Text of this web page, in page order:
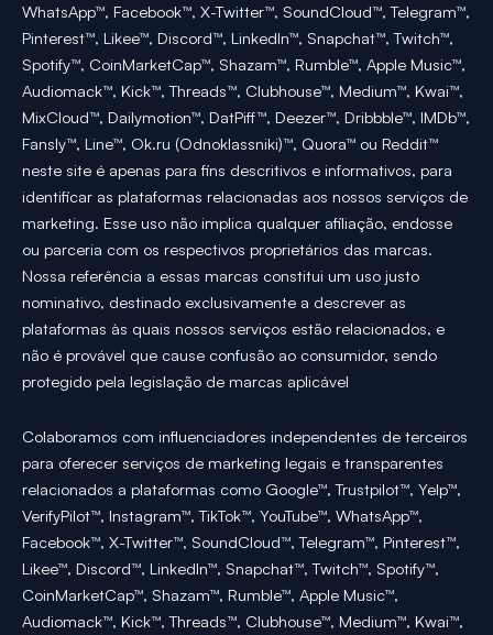
WhatsApp™, Facebook™, X-Twitter™, SoundCloud™, Telegram™,
Pinterest™, Likee™, Discord™, LinkedIn™, Snapchat™, Twitch™,
Spotify™, CoinMarketCap™, Shazam™, Rumble™, Apple Music™,
Audiomack™, Kick™, Threads™, Clubhouse™, Medium™, Kwai™,
MixCloud™, Dailymotion™, DatPiff™, Deezer™, Dribbble™, IMDb™,
Fansly™, Line™, Ok.ru (Odnoklassniki)™, Quora™ ou Reddit™
neste site é apenas para fins descritivos e informativos, para
identificar as plataformas relacionadas aos nossos serviços de
marketing. Esse uso não implica qualquer afiliação, endosse
ou parceria com os respectivos proprietários das marcas.
Nossa referência a essas marcas constitui um uso justo
nominativo, destinado exclusivamente a descrever as
plataformas às quais nossos serviços estão relacionados, e
não é provável que cause confusão ao consumidor, sendo
protegido pela legislação de marcas aplicável
Colaboramos com influenciadores independentes de terceiros
para oferecer serviços de marketing legais e transparentes
relacionados a plataformas como Google™, Trustpilot™, Yelp™,
VerifyPilot™, Instagram™, TikTok™, YouTube™, WhatsApp™,
Facebook™, X-Twitter™, SoundCloud™, Telegram™, Pinterest™,
Likee™, Discord™, LinkedIn™, Snapchat™, Twitch™, Spotify™,
CoinMarketCap™, Shazam™, Rumble™, Apple Music™,
Audiomack™, Kick™, Threads™, Clubhouse™, Medium™, Kwai™,